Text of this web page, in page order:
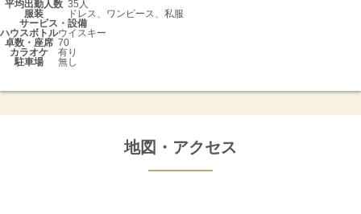
平均出勤人数 35人
服装
ドレス、ワンピース、私服
サービス・設備
ハウスボトルウイスキー
卓数・座席 70
カラオケ
有り
駐車場
無し
地図・アクセス